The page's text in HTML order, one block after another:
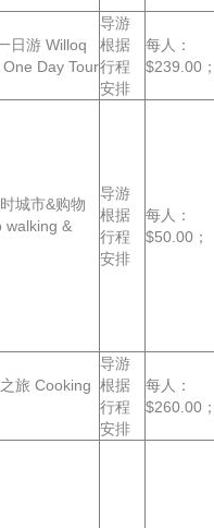
日游 Willoq
Day Tour
导游
根据
行程
安排
每人：
$239.00；
城市&购物
walking &
导游
根据
行程
安排
每人：
$50.00；
旅 Cooking
导游
根据
行程
安排
每人：
$260.00；